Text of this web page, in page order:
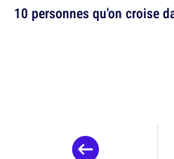
10 personnes qu'on croise